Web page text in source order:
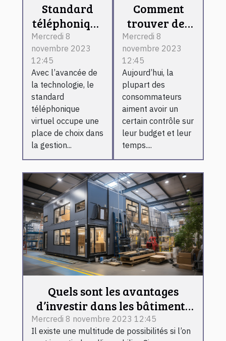
Standard
téléphonique
virtuel :
l’essentiel de
ce qu’il faut
retenir !
Mercredi 8
novembre 2023
12:45
Avec l’avancée de
la technologie, le
standard
téléphonique
virtuel occupe une
place de choix dans
la gestion...
Comment
trouver des
meilleurs
bons plans
sur internet ?
Mercredi 8
novembre 2023
12:45
Aujourd’hui, la
plupart des
consommateurs
aiment avoir un
certain contrôle sur
leur budget et leur
temps....
Quels sont les avantages
d’investir dans les bâtiments
préfabriqués ?
Mercredi 8 novembre 2023 12:45
Il existe une multitude de possibilités si l’on